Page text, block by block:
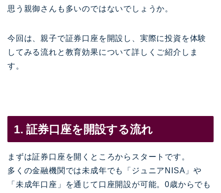
思う親御さんも多いのではないでしょうか。
今回は、親子で証券口座を開設し、実際に投資を体験
してみる流れと教育効果について詳しくご紹介しま
す。
1. 証券口座を開設する流れ
まずは証券口座を開くところからスタートです。
多くの金融機関では未成年でも「ジュニアNISA」や
「未成年口座」を通じて口座開設が可能。0歳からでも